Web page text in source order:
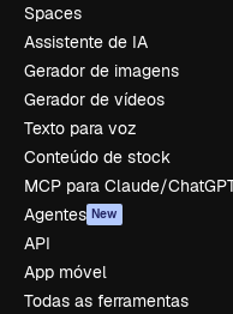
Spaces
Assistente de IA
Gerador de imagens
Gerador de vídeos
Texto para voz
Conteúdo de stock
MCP para Claude/
Agentes New
API
App móvel
Todas as ferramentas